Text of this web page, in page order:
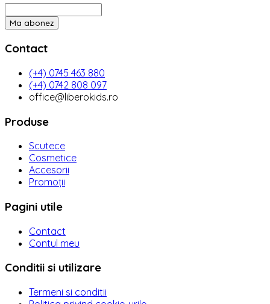
Contact
(+4) 0745 463 880
(+4) 0742 808 097
office@liberokids.ro
Produse
Scutece
Cosmetice
Accesorii
Promoții
Pagini utile
Contact
Contul meu
Conditii si utilizare
Termeni si conditii